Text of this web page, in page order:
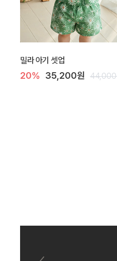
밀라 아기 셋업
20% 35,200원 44,000